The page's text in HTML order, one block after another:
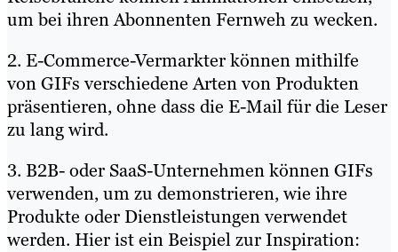
um bei ihren Abonnenten Fernweh zu wecken.
2. E-Commerce-Vermarkter können mithilfe
von GIFs verschiedene Arten von Produkten
präsentieren, ohne dass die E-Mail für die Leser
zu lang wird.
3. B2B- oder SaaS-Unternehmen können GIFs
verwenden, um zu demonstrieren, wie ihre
Produkte oder Dienstleistungen verwendet
werden. Hier ist ein Beispiel zur Inspiration: